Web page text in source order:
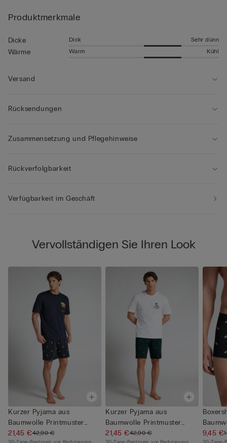
Produktmerkmale
Dicke Dick Sehr dünn
Wärme Warm Kühl
Versand
Rücksendungen
Zusammensetzung und Pflegehinweise
Rückverfolgbarkeit
Verfügbarkeit im Geschäft
Vervollständigen Sie Ihren Look
Kurzer Pyjama aus
Baumwolle Printmuster
Sub-Lime
21,45 €42,90 €
30-Tage-Bestpreis vor Reduzierung:
Kurzer Pyjama aus
Baumwolle Printmuster
Palmen
21,45 €42,90 €
30-Tage-Bestpreis vor Reduzierung:
Gel...
9,45 €
30-Tage-